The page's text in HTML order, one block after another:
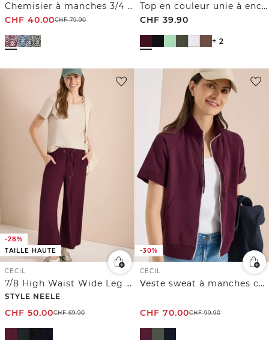
Chemisier à manches 3/4 avec motif graphique
CHF 40.00CHF79.90
Top en couleur unie à encolure fendue
CHF 39.90
+ 2
-28%
TAILLE HAUTE
CECIL
7/8 High Waist Wide Leg Pantalon Loose Fit
STYLE NEELE
CHF 50.00CHF69.90
-30%
CECIL
Veste sweat à manches courtes avec fermeture éclair
CHF 70.00CHF99.90